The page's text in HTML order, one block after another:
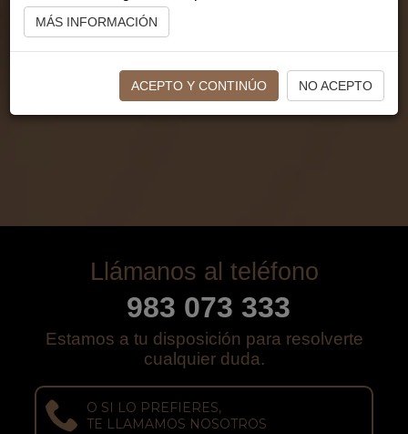
en gestión, planificación y diseño de
proyectos de ámbito local y nacional. El
gusto por la decoración y la arquitectura y
la pasión por nuestro trabajo son reflejo
de cada proyecto.
Llámanos al teléfono
983 073 333
Estamos a tu disposición para resolverte
cualquier duda.
O SI LO PREFIERES,
TE LLAMAMOS NOSOTROS
MÁS INFORMACIÓN
ACEPTO Y CONTINÚO NO ACEPTO